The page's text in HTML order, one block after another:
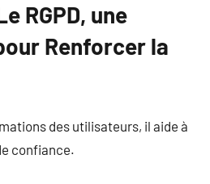
RGPD, une
Renforcer la
des utilisateurs, il aide à
confiance.